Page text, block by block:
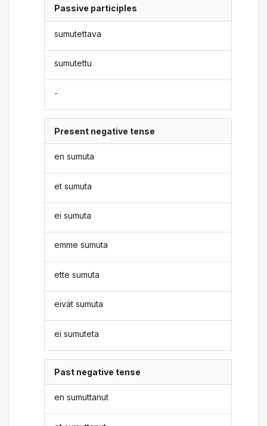
Passive participles
sumutettava
sumutettu
-
Present negative tense
en sumuta
et sumuta
ei sumuta
emme sumuta
ette sumuta
eivät sumuta
ei sumuteta
Past negative tense
en sumuttanut